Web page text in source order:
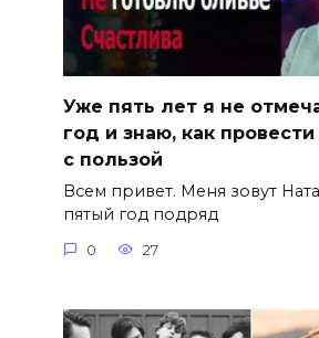
Уже пять лет я не
год и знаю, как
с пользой
Всем привет. Меня зовут
пятый год подряд
0 27